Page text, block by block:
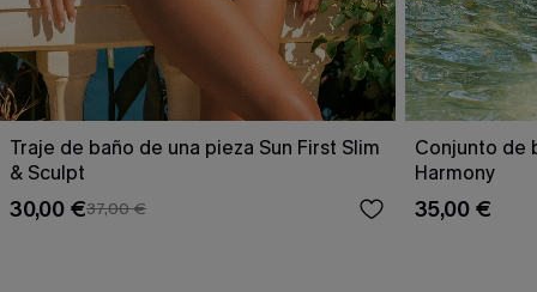
Traje de baño de una pieza Sun First Slim
& Sculpt
30,00 €37,00 €
Conjunto de
Harmony
35,00 €